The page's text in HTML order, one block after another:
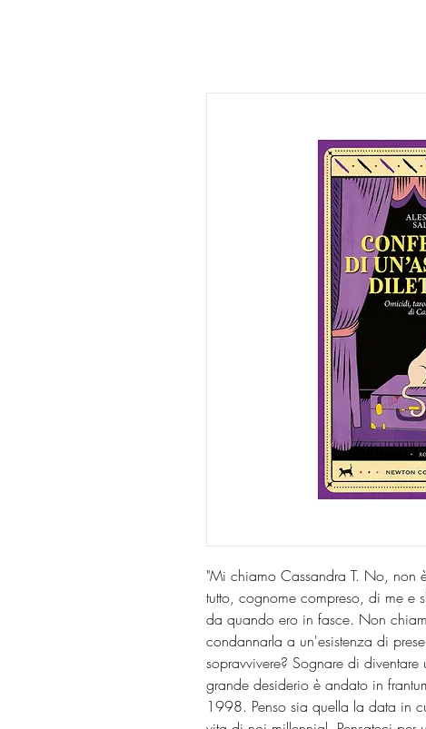
"Mi chiamo Cassandra T. No, non
tutto, cognome compreso, di me e
da quando ero in fasce. Non
condannarla a un'esistenza di
sopravvivere? Sognare di
grande desiderio è andato in
1998. Penso sia quella la data in